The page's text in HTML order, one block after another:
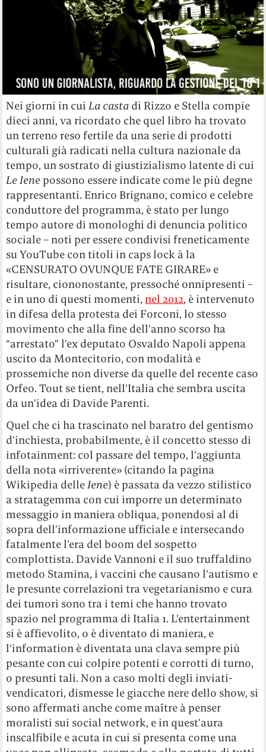
Nei giorni in cuiLa casta di Rizzo e Stella compie
dieci anni, va ricordato che quel libro ha trovato
un terreno reso fertile da una serie di prodotti
culturali già radicati nella cultura nazionale da
tempo, un sostrato di giustizialismo latente di cui
Le Iene possono essere indicate come le più degne
rappresentanti. Enrico Brignano, comico e celebre
conduttore del programma, è stato per lungo
tempo autore di monologhi di denuncia politico
sociale – noti per essere condivisi freneticamente
su YouTube con titoli in caps lock à la
«CENSURATO OVUNQUE FATE GIRARE» e
risultare, ciononostante, pressoché onnipresenti –
e in uno di questi momenti, nel 2012, è intervenuto
in difesa della protesta dei Forconi, lo stesso
movimento che alla fine dell’anno scorso ha
“arrestato” l’ex deputato Osvaldo Napoli appena
uscito da Montecitorio, con modalità e
prossemiche non diverse da quelle del recente caso
Orfeo. Tout se tient, nell’Italia che sembra uscita
da un’idea di Davide Parenti.
Quel che ci ha trascinato nel baratro del gentismo
d’inchiesta, probabilmente, è il concetto stesso di
infotainment: col passare del tempo, l’aggiunta
della nota «irriverente» (citando la pagina
Wikipedia delleIene) è passata da vezzo stilistico
a stratagemma con cui imporre un determinato
messaggio in maniera obliqua, ponendosi al di
sopra dell’informazione ufficiale e intersecando
fatalmente l’era del boom del sospetto
complottista. Davide Vannoni e il suo truffaldino
metodo Stamina, i vaccini che causano l’autismo e
le presunte correlazioni tra vegetarianismo e cura
dei tumori sono tra i temi che hanno trovato
spazio nel programma di Italia 1. L’entertainment
si è affievolito, o è diventato di maniera, e
l’information è diventata una clava sempre più
pesante con cui colpire potenti e corrotti di turno,
o presunti tali. Non a caso molti degli inviati-
vendicatori, dismesse le giacche nere dello show, si
sono affermati anche come maître à penser
moralisti sui social network, e in quest’aura
inscalfibile e acuta in cui si presenta come una